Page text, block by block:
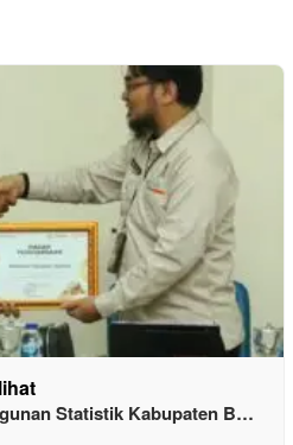
Statistik Kabupaten B…